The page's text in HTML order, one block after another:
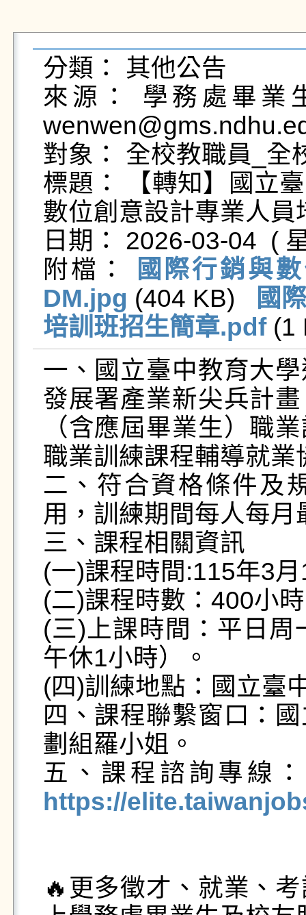
分類： 其他公告
來源： 學務處畢業
對象： 全校教職員_全
標題： 【轉知】國立
數位創意設計專業人員
日期： 2026-03-04  (
附檔：
國際行銷與
DM.jpg (404 KB)
國
培訓班招生簡章.pdf (1
一、國立臺中教育大
發展署產業新尖兵計
（含應屆畢業生）職
職業訓練課程輔導就業
二、符合資格條件及
用，訓練期間每人每
三、課程相關資訊
(一)課程時間:115年3
(二)課程時數：400小
(三)上課時間：平日
午休1小時）。
(四)訓練地點：國立臺
四、課程聯繫窗口：
劃組羅小姐。
五、課程諮詢專線
https://
🔥更多徵才、就業、